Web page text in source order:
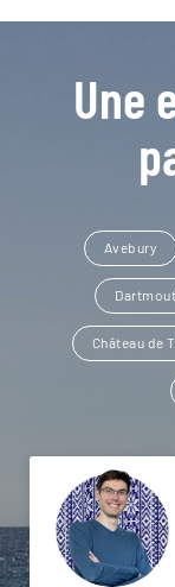
Une
Avebury
Château de